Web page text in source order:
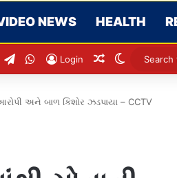
NEWS HEALTH
Play
TelegramWhatsApp
Login Random
Switch
અને બાળ કિશોર ઝડપાયા – CCTV